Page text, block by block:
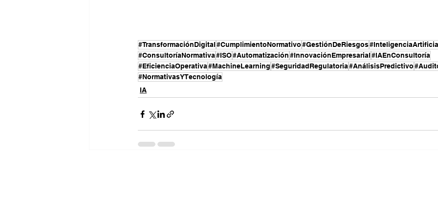
#TransformaciónDigital#CumplimientoNormativo#GestiónDeRiesgos
#ConsultoríaNormativa#ISO#Automatización#InnovaciónEmpresarial#IAEnConsultoría
#EficienciaOperativa#MachineLearning#SeguridadRegulatoria#AnálisisPredictivo
#NormativasYTecnología
IA